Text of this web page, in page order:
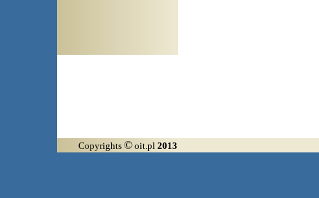
Copyrights © oit.pl 2013